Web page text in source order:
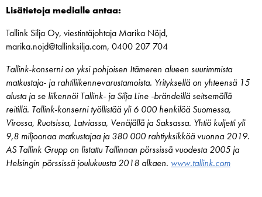
Lisätietoja medialle antaa:
Tallink Silja Oy, viestintäjohtaja Marika Nöjd,
marika.nojd@tallinksilja.com, 0400 207 704
Tallink-konserni on yksi pohjoisen Itämeren alueen suurimmista
matkustaja- ja rahtiliikennevarustamoista. Yrityksellä on yhteensä 15
alusta ja se liikennöi Tallink- ja Silja Line -brändeillä seitsemällä
reitillä. Tallink-konserni työllistää yli 6 000 henkilöä Suomessa,
Virossa, Ruotsissa, Latviassa, Venäjällä ja Saksassa. Yhtiö kuljetti yli
9,8 miljoonaa matkustajaa ja 380 000 rahtiyksikköä vuonna 2019.
AS Tallink Grupp on listattu Tallinnan pörssissä vuodesta 2005 ja
Helsingin pörssissä joulukuusta 2018 alkaen. www.tallink.com